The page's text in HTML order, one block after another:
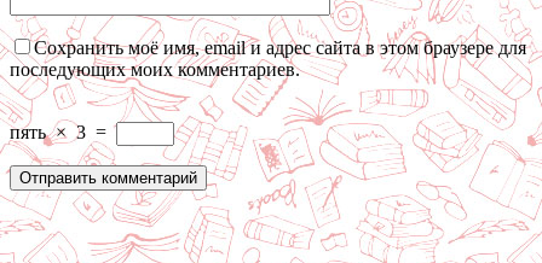
Сохранить моё имя, email и адрес сайта в этом браузере для
последующих моих комментариев.
пять × 3 =